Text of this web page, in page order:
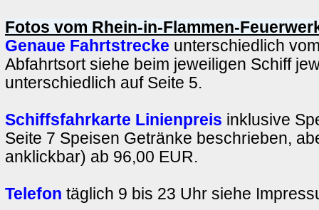
Fotos vom Rhein-in-Flammen-
Genaue Fahrtstrecke unterschiedlich
Abfahrtsort siehe beim jeweiligen Schiff
unterschiedlich auf Seite 5.
Schiffsfahrkarte Linienpreis inklusive
Seite 7 Speisen Getränke beschrieben,
anklickbar) ab 96,00 EUR.
Telefon täglich 9 bis 23 Uhr siehe